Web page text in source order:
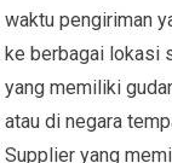
waktu pengiriman
ke berbagai lokasi
yang memiliki
atau di negara
Supplier yang